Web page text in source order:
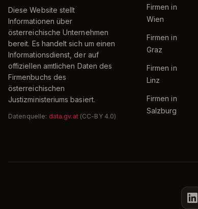
Diese Website stellt
Informationen über
österreichische Unternehmen
bereit. Es handelt sich um einen
Informationsdienst, der auf
offiziellen amtlichen Daten des
Firmenbuchs des
österreichischen
Justizministeriums basiert.
Datenquelle: data.gv.at (CC-BY 4.0)
Firmen in
Wien
Firmen in
Graz
Firmen in
Linz
Firmen in
Salzburg